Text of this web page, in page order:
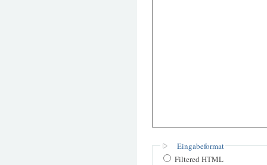
Eingabeformat
Filtered HTML